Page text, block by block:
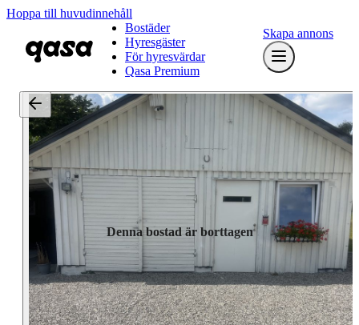
Hoppa till huvudinnehåll
Bostäder
Hyresgäster
För hyresvärdar
Qasa Premium
Skapa annons
Denna bostad är borttagen